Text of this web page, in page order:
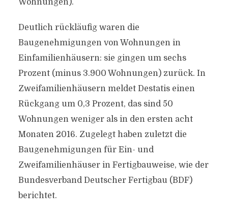
Wohnungen).
Deutlich rückläufig waren die
Baugenehmigungen von Wohnungen in
Einfamilienhäusern: sie gingen um sechs
Prozent (minus 3.900 Wohnungen) zurück. In
Zweifamilienhäusern meldet Destatis einen
Rückgang um 0,3 Prozent, das sind 50
Wohnungen weniger als in den ersten acht
Monaten 2016. Zugelegt haben zuletzt die
Baugenehmigungen für Ein- und
Zweifamilienhäuser in Fertigbauweise, wie der
Bundesverband Deutscher Fertigbau (BDF)
berichtet.